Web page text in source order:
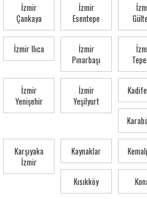
İzmir
Çankaya
İzmir
Esentepe
İzmir Ilıca
İzmir
Pınarbaşı
İzmir
Yenişehir
İzmir
Yeşilyurt
Karşıyaka
İzmir
Kaynaklar
Kısıkköy